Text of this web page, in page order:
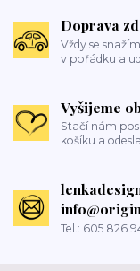
Doprava
Vždy se
v pořádku a
Vyšijeme
Stačí nám
košíku a
Tel.: 605 826